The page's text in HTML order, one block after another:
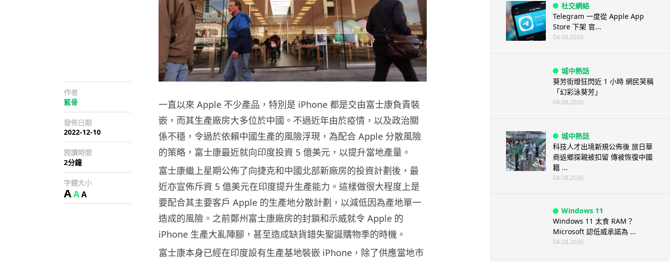
作者
藍骨
發佈日期
2022-12-10
閱讀時間
2分鐘
字體大小
AAA
一直以來 Apple 不少產品，特別是 iPhone 都是交由富士康負責裝
嵌，而其生產廠房大多位於中國。不過近年由於疫情，以及政治關
係不穩，令過於依賴中國生產的風險浮現，為配合 Apple 分散風險
的策略，富士康最近就向印度投資 5 億美元，以提升當地產量。
富士康繼上星期公佈了向捷克和中國北部新廠房的投資計劃後，最
近亦宣佈斥資 5 億美元在印度提升生產能力。這樣做很大程度上是
要配合其主要客戶 Apple 的生產地分散計劃，以減低因為產地單一
造成的風險。之前鄭州富士康廠房的封鎖和示威就令 Apple 的
iPhone 生產大亂陣腳，甚至造成缺貨錯失聖誕購物季的時機。
富士康本身已經在印度設有生產基地裝嵌 iPhone，除了供應當地市
社交網絡
Telegram 一度從 Apple App
Store 下架 官...
04.08.2026
城中熱話
葵芳街燈狂閃近 1 小時 網民笑稱
「幻彩泳葵芳」
04.08.2026
城中熱話
科技人才出境新規公佈後 旅日華
商返鄉探親被扣留 傳被恢復中國
籍 ...
04.08.2026
Windows 11
Windows 11 太食 RAM？
Microsoft 認低威承諾為 ...
04.08.2026